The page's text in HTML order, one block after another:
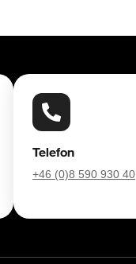
Telefon
+46 (0)8 590 930 40